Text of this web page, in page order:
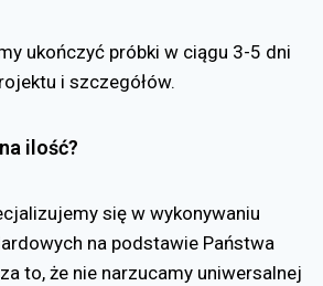
ukończyć próbki w ciągu 3-5 dni
i szczegółów.
ilość?
się w wykonywaniu
na podstawie Państwa
to, że nie narzucamy uniwersalnej